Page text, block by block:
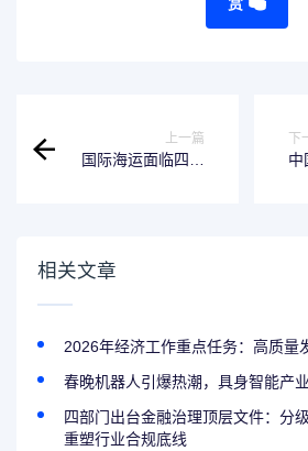
上一篇
国际海运面临四大
下
中
相关文章
2026年经济工作重点任务：高质量
春晚机器人引爆热潮，具身智能产
四部门出台金融治理顶层文件：分
重塑行业合规底线